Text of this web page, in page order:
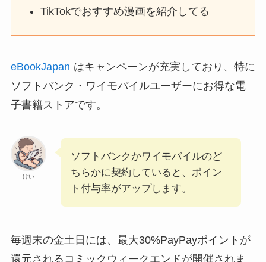
TikTokでおすすめ漫画を紹介してる
eBookJapan はキャンペーンが充実しており、特に
ソフトバンク・ワイモバイルユーザーにお得な電
子書籍ストアです。
けい
ソフトバンクかワイモバイルのど
ちらかに契約していると、ポイン
ト付与率がアップします。
毎週末の金土日には、最大30%PayPayポイントが
還元されるコミックウィークエンドが開催されま